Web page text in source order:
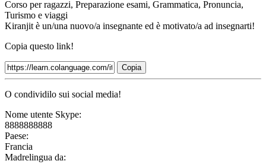
Corso per ragazzi, Preparazione esami, Grammatica, Pronuncia,
Turismo e viaggi
Kiranjit è un/una nuovo/a insegnante ed è motivato/a ad insegnarti!
Copia questo link!
Copia
O condividilo sui social media!
Nome utente Skype:
8888888888
Paese:
Francia
Madrelingua da: